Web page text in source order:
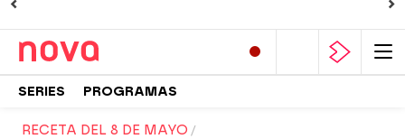
SERIES PROGRAMAS
RECETA DEL 8 DE MAYO